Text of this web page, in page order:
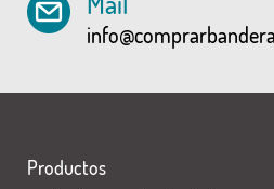
Productos